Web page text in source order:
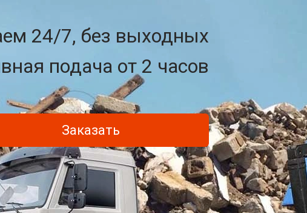
24/7, без выходных
подача от 2 часов
Заказать